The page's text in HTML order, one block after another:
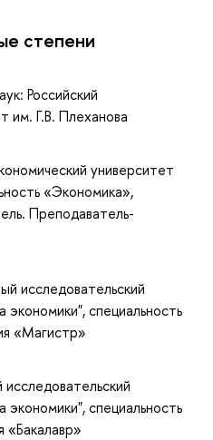
степени
Российский
им. Г.В. Плеханова
университет
«Экономика»,
Преподаватель-
исследовательский
специальность
«Магистр»
специальность
«Бакалавр»